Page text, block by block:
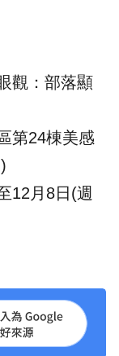
觀：部落顯
第24棟美感
12月8日(週